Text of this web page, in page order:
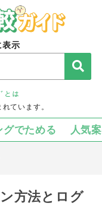
表示
とは
ています。
でためる 人気
方法とログ